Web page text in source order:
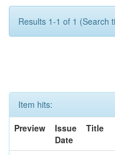
Results 1-1 of 1 (Search
Item hits:
Preview
Issue
Date
Title